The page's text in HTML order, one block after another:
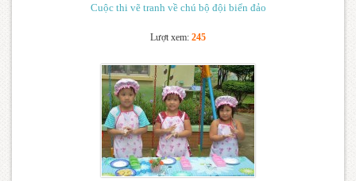
Cuộc thi vẽ tranh về chú bộ đội biển đảo
Lượt xem: 245